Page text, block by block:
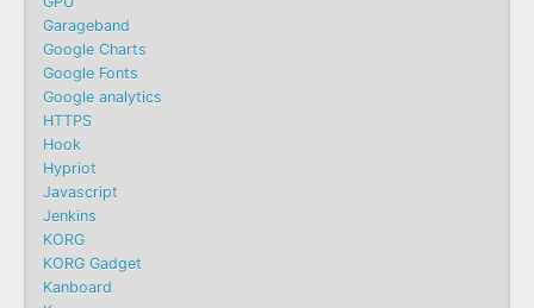
Garageband
Google Charts
Google Fonts
Google analytics
HTTPS
Hook
Hypriot
Javascript
Jenkins
KORG
KORG Gadget
Kanboard